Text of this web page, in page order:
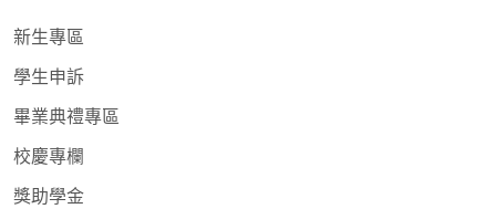
新生專區
學生申訴
畢業典禮專區
校慶專欄
獎助學金